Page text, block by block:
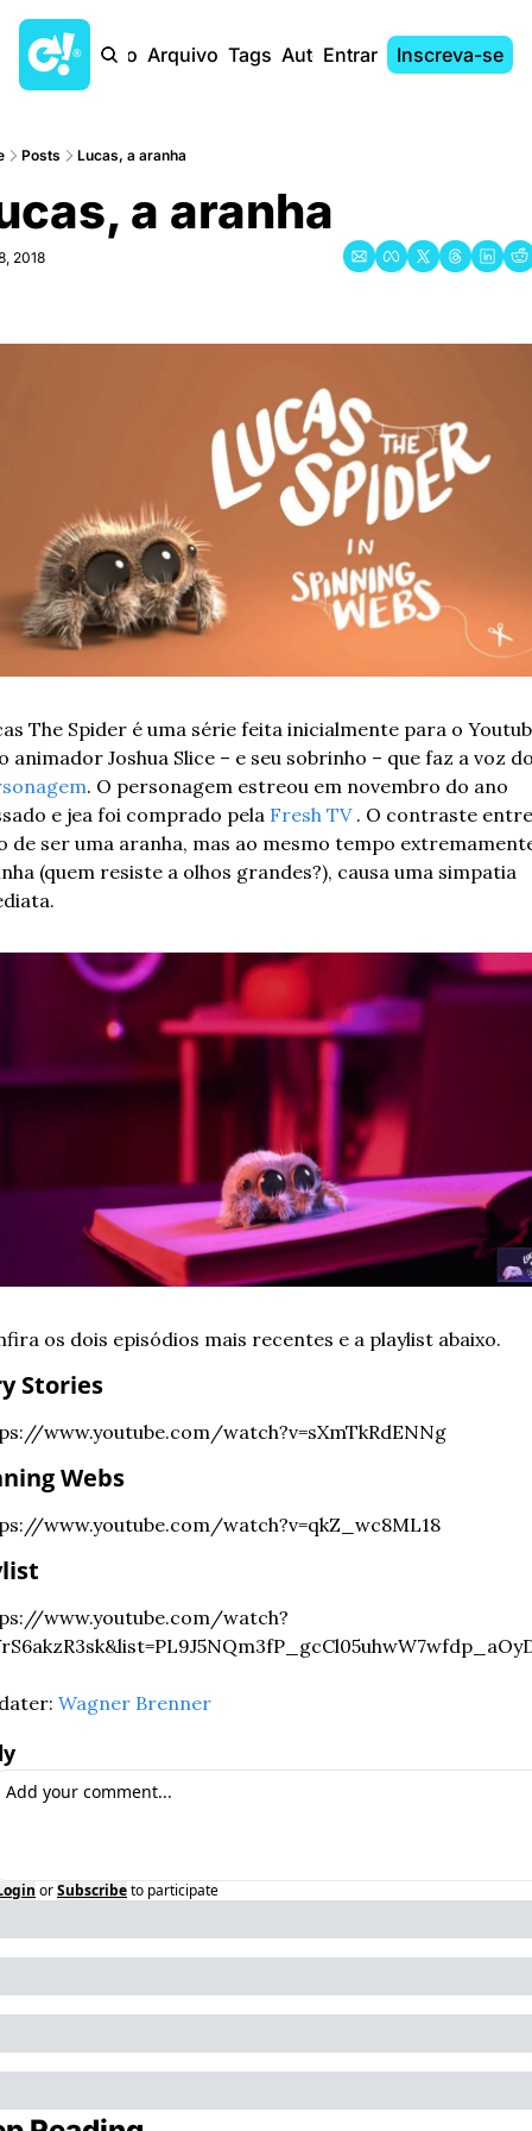
Início Arquivo Tags AutoresEntrar Inscreva-se
Posts Lucas, a aranha
a aranha
2018
The Spider é uma série feita inicialmente para o
. O personagem estreou em novembro do ano
e jea foi comprado pela Fresh TV . O contraste
de ser uma aranha, mas ao mesmo tempo
(quem resiste a olhos grandes?), causa uma simpatia
os dois episódios mais recentes e a playlist abaixo.
Stories
www.youtube.com/watch?v=sXmTkRdENNg
Webs
www.youtube.com/watch?v=qkZ_wc8ML18
www.youtube.com/watch?
Wagner Brenner
orSubscribeto participate